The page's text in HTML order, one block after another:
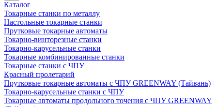
Каталог
Токарные станки по металлу
Настольные токарные станки
Прутковые токарные автоматы
Токарно-винторезные станки
Токарно-карусельные станки
Токарные комбинированные станки
Токарные станки с ЧПУ
Красный пролетарий
Прутковые токарные автоматы с ЧПУ GREENWAY (Тайвань)
Токарно-карусельные станки с ЧПУ
Токарные автоматы продольного точения с ЧПУ GREENWAY